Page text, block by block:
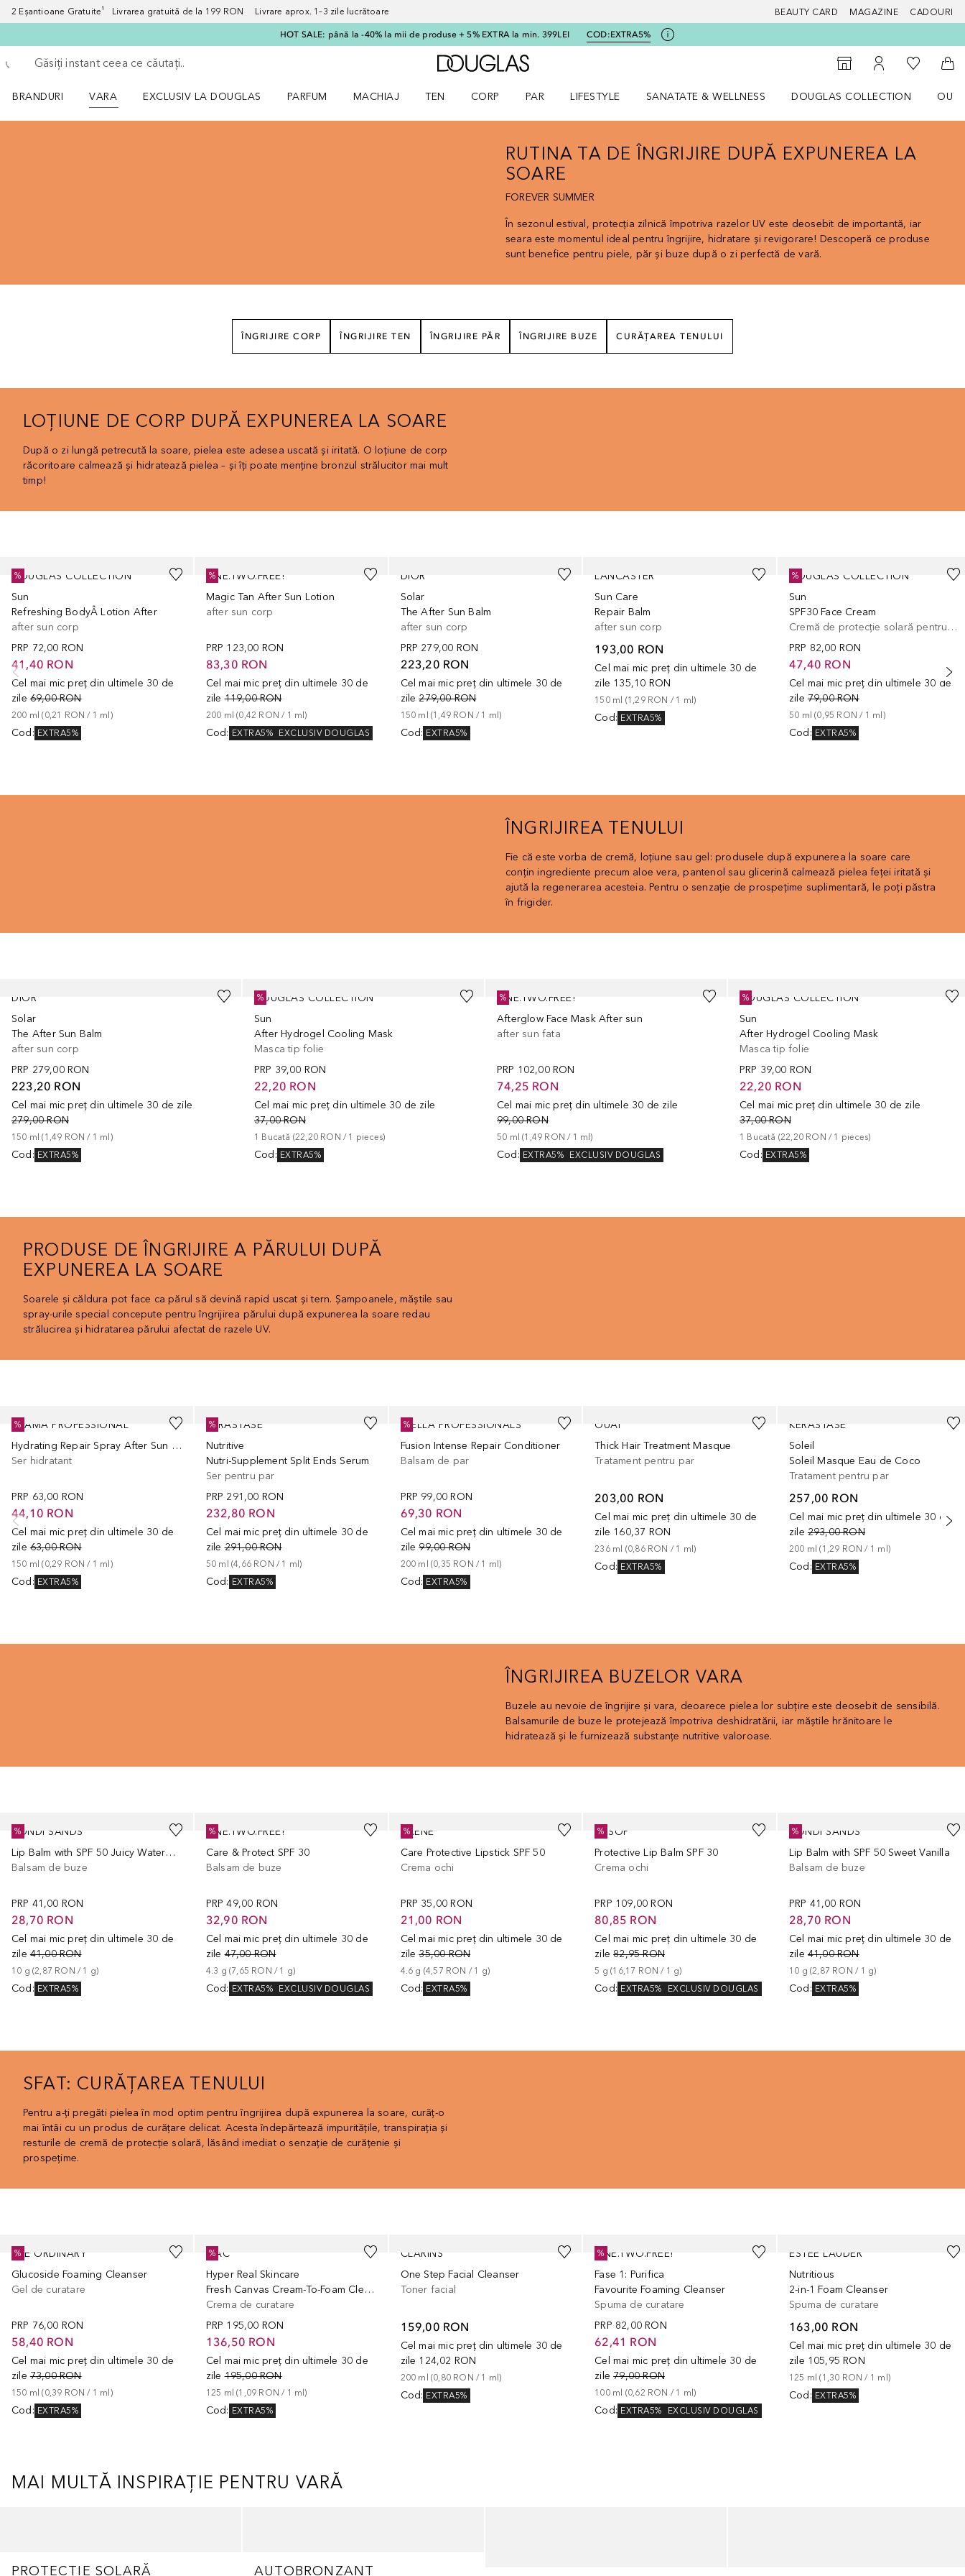
2 Eșantioane Gratuite¹ Livrarea gratuită de la 199 RON Livrare aprox. 1–3 zile lucrătoare BEAUTY CARD MAGAZINE CADOURI
HOT SALE: până la -40% la mii de produse + 5% EXTRA la min. 399LEI COD:EXTRA5%
Înapoi
Executați căutarea
Către pagina principală Douglas
Către Găsire magazin
Către Contul meu
Către
BRANDURI
Deschidere meniu BRANDURI
VARA
Deschidere meniu VARA
EXCLUSIV LA DOUGLAS
PARFUM
MACHIAJ
TEN
CORP
PAR
LIFESTYLE
SANATATE & WELLNESS
DOUGLAS COLLECTION
RUTINA TA DE ÎNGRIJIRE DUPĂ EXPUNEREA LA
SOARE
FOREVER SUMMER
În sezonul estival, protecția zilnică împotriva razelor UV este deosebit de importantă, iar
seara este momentul ideal pentru îngrijire, hidratare și revigorare! Descoperă ce produse
sunt benefice pentru piele, păr și buze după o zi perfectă de vară.
ÎNGRIJIRE CORP ÎNGRIJIRE TEN ÎNGRIJIRE PĂR ÎNGRIJIRE BUZE CURĂȚAREA TENULUI
LOȚIUNE DE CORP DUPĂ EXPUNEREA LA SOARE
După o zi lungă petrecută la soare, pielea este adesea uscată și iritată. O loțiune de corp
răcoritoare calmează și hidratează pielea – și îți poate menține bronzul strălucitor mai mult
timp!
DOUGLAS COLLECTION
Sun
Refreshing BodyÂ Lotion After
after sun corp
PRP 72,00 RON
41,40 RON
Cel mai mic preț din ultimele 30 de
zile 69,00 RON
200 ml (0,21 RON / 1 ml )
Cod : EXTRA5%
%
ONE.TWO.FREE!
Magic Tan After Sun Lotion
after sun corp
PRP 123,00 RON
83,30 RON
Cel mai mic preț din ultimele 30 de
zile 119,00 RON
200 ml (0,42 RON / 1 ml)
Cod: EXTRA5% EXCLUSIV DOUGLAS
%
DIOR
Solar
The After Sun Balm
after sun corp
PRP 279,00 RON
223,20 RON
Cel mai mic preț din ultimele 30 de
zile 279,00 RON
150 ml (1,49 RON / 1 ml)
Cod: EXTRA5%
LANCASTER
Sun Care
Repair Balm
after sun corp
193,00 RON
Cel mai mic preț din ultimele 30 de
zile 135,10 RON
150 ml (1,29 RON / 1 ml )
Cod: EXTRA5%
DOUGLAS COLLECTION
Sun
SPF30 Face Cream
Cremă de protecție solară pentru corp
PRP 82,00 RON
47,40 RON
Cel mai mic preț din ultimele 30 de
zile 79,00 RON
50 ml (0,95 RON / 1 ml )
Cod : EXTRA5%
%
ÎNGRIJIREA TENULUI
Fie că este vorba de cremă, loțiune sau gel: produsele după expunerea la soare care
conțin ingrediente precum aloe vera, pantenol sau glicerină calmează pielea feței iritată și
ajută la regenerarea acesteia. Pentru o senzație de prospețime suplimentară, le poți păstra
în frigider.
DIOR
Solar
The After Sun Balm
after sun corp
PRP 279,00 RON
223,20 RON
Cel mai mic preț din ultimele 30 de zile
279,00 RON
150 ml (1,49 RON / 1 ml )
Cod : EXTRA5%
DOUGLAS COLLECTION
Sun
After Hydrogel Cooling Mask
Masca tip folie
PRP 39,00 RON
22,20 RON
Cel mai mic preț din ultimele 30 de zile
37,00 RON
1 Bucată (22,20 RON / 1 pieces)
Cod : EXTRA5%
%
ONE.TWO.FREE!
Afterglow Face Mask After sun
after sun fata
PRP 102,00 RON
74,25 RON
Cel mai mic preț din ultimele 30 de zile
99,00 RON
50 ml (1,49 RON / 1 ml)
Cod : EXTRA5% EXCLUSIV DOUGLAS
%
DOUGLAS COLLECTION
Sun
After Hydrogel Cooling Mask
Masca tip folie
PRP 39,00 RON
22,20 RON
Cel mai mic preț din ultimele 30 de zile
37,00 RON
1 Bucată (22,20 RON / 1 pieces)
Cod : EXTRA5%
%
PRODUSE DE ÎNGRIJIRE A PĂRULUI DUPĂ
EXPUNEREA LA SOARE
Soarele și căldura pot face ca părul să devină rapid uscat și tern. Șampoanele, măștile sau
spray-urile special concepute pentru îngrijirea părului după expunerea la soare redau
strălucirea și hidratarea părului afectat de razele UV.
ALAMA PROFESSIONAL
Hydrating Repair Spray After Sun Exposure Without Lightening
Ser hidratant
PRP 63,00 RON
44,10 RON
Cel mai mic preț din ultimele 30 de
zile 63,00 RON
150 ml (0,29 RON / 1 ml )
Cod : EXTRA5%
%
KÉRASTASE
Nutritive
Nutri-Supplement Split Ends Serum
Ser pentru par
PRP 291,00 RON
232,80 RON
Cel mai mic preț din ultimele 30 de
zile 291,00 RON
50 ml (4,66 RON / 1 ml)
Cod: EXTRA5%
%
WELLA PROFESSIONALS
Fusion Intense Repair Conditioner
Balsam de par
PRP 99,00 RON
69,30 RON
Cel mai mic preț din ultimele 30 de
zile 99,00 RON
200 ml (0,35 RON / 1 ml)
Cod: EXTRA5%
%
OUAI
Thick Hair Treatment Masque
Tratament pentru par
203,00 RON
Cel mai mic preț din ultimele 30 de
zile 160,37 RON
236 ml (0,86 RON / 1 ml )
Cod: EXTRA5%
KÉRASTASE
Soleil
Soleil Masque Eau de Coco
Tratament pentru par
257,00 RON
Cel mai mic preț din ultimele 30 de
zile 293,00 RON
200 ml (1,29 RON / 1 ml )
Cod : EXTRA5%
ÎNGRIJIREA BUZELOR VARA
Buzele au nevoie de îngrijire și vara, deoarece pielea lor subțire este deosebit de sensibilă.
Balsamurile de buze le protejează împotriva deshidratării, iar măștile hrănitoare le
hidratează și le furnizează substanțe nutritive valoroase.
BONDI SANDS
Lip Balm with SPF 50 Juicy Watermelon
Balsam de buze
PRP 41,00 RON
28,70 RON
Cel mai mic preț din ultimele 30 de
zile 41,00 RON
10 g (2,87 RON / 1 g)
Cod : EXTRA5%
%
ONE.TWO.FREE!
Care & Protect SPF 30
Balsam de buze
PRP 49,00 RON
32,90 RON
Cel mai mic preț din ultimele 30 de
zile 47,00 RON
4.3 g (7,65 RON / 1 g)
Cod: EXTRA5% EXCLUSIV DOUGLAS
%
LIRENE
Care Protective Lipstick SPF 50
Crema ochi
PRP 35,00 RON
21,00 RON
Cel mai mic preț din ultimele 30 de
zile 35,00 RON
4.6 g (4,57 RON / 1 g)
Cod: EXTRA5%
%
AESOP
Protective Lip Balm SPF 30
Crema ochi
PRP 109,00 RON
80,85 RON
Cel mai mic preț din ultimele 30 de
zile 82,95 RON
5 g (16,17 RON / 1 g)
Cod: EXTRA5% EXCLUSIV DOUGLAS
%
BONDI SANDS
Lip Balm with SPF 50 Sweet Vanilla
Balsam de buze
PRP 41,00 RON
28,70 RON
Cel mai mic preț din ultimele 30 de
zile 41,00 RON
10 g (2,87 RON / 1 g)
Cod : EXTRA5%
%
SFAT: CURĂȚAREA TENULUI
Pentru a-ți pregăti pielea în mod optim pentru îngrijirea după expunerea la soare, curăț-o
mai întâi cu un produs de curățare delicat. Acesta îndepărtează impuritățile, transpirația și
resturile de cremă de protecție solară, lăsând imediat o senzație de curățenie și
prospețime.
THE ORDINARY
Glucoside Foaming Cleanser
Gel de curatare
PRP 76,00 RON
58,40 RON
Cel mai mic preț din ultimele 30 de
zile 73,00 RON
150 ml (0,39 RON / 1 ml )
Cod : EXTRA5%
%
MAC
Hyper Real Skincare
Fresh Canvas Cream-To-Foam Cleanser
Crema de curatare
PRP 195,00 RON
136,50 RON
Cel mai mic preț din ultimele 30 de
zile 195,00 RON
125 ml (1,09 RON / 1 ml)
Cod: EXTRA5%
%
CLARINS
One Step Facial Cleanser
Toner facial
159,00 RON
Cel mai mic preț din ultimele 30 de
zile 124,02 RON
200 ml (0,80 RON / 1 ml)
Cod: EXTRA5%
ONE.TWO.FREE!
Fase 1: Purifica
Favourite Foaming Cleanser
Spuma de curatare
PRP 82,00 RON
62,41 RON
Cel mai mic preț din ultimele 30 de
zile 79,00 RON
100 ml (0,62 RON / 1 ml )
Cod: EXTRA5% EXCLUSIV DOUGLAS
%
ESTÉE LAUDER
Nutritious
2-in-1 Foam Cleanser
Spuma de curatare
163,00 RON
Cel mai mic preț din ultimele 30 de
zile 105,95 RON
125 ml (1,30 RON / 1 ml )
Cod : EXTRA5%
MAI MULTĂ INSPIRAȚIE PENTRU VARĂ
PROTECȚIE SOLARĂ AUTOBRONZANT